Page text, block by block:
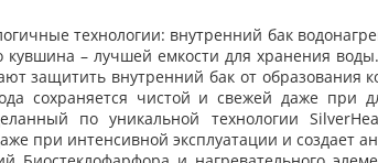
технологии: внутренний бак
кувшина – лучшей емкости для хранения
защитить внутренний бак от
сохраняется чистой и свежей даже при
по уникальной технологии
при интенсивной эксплуатации и создает